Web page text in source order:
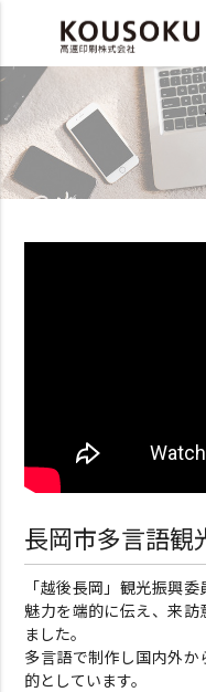
長岡市多言語観
「越後長岡」観光振興
魅力を端的に伝え、来訪
ました。
多言語で制作し国内外
的としています。